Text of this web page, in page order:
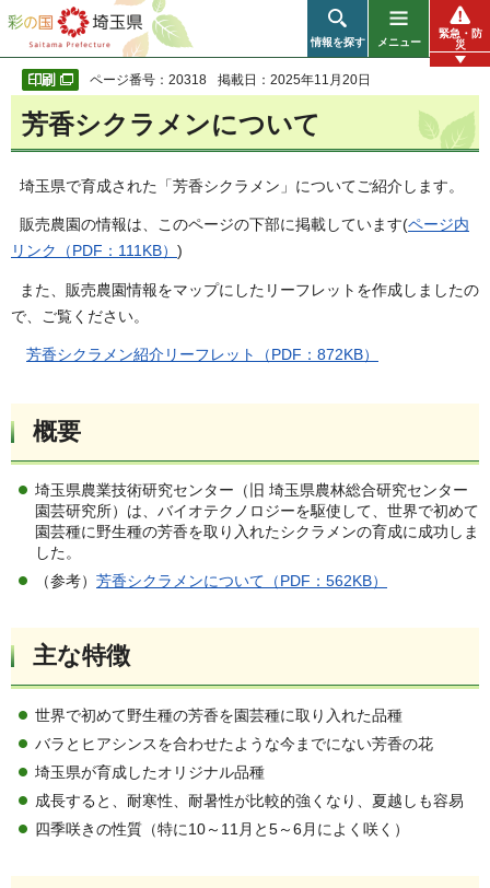
彩の国 埼玉県
情報を探す メニュー
緊急・防
災
ページ番号：20318 掲載日：2025年11月20日
芳香シクラメンについて
埼玉県で育成された「芳香シクラメン」についてご紹介します。
販売農園の情報は、このページの下部に掲載しています(ページ内
リンク（PDF：111KB） )
また、販売農園情報をマップにしたリーフレットを作成しましたの
で、ご覧ください。
芳香シクラメン紹介リーフレット（PDF：872KB）
概要
埼玉県農業技術研究センター（旧 埼玉県農林総合研究センター
園芸研究所）は、バイオテクノロジーを駆使して、世界で初めて
園芸種に野生種の芳香を取り入れたシクラメンの育成に成功しま
した。
（参考） 芳香シクラメンについて（PDF：562KB）
主な特徴
世界で初めて野生種の芳香を園芸種に取り入れた品種
バラとヒアシンスを合わせたような今までにない芳香の花
埼玉県が育成したオリジナル品種
成長すると、耐寒性、耐暑性が比較的強くなり、夏越しも容易
四季咲きの性質（特に10～11月と5～6月によく咲く）